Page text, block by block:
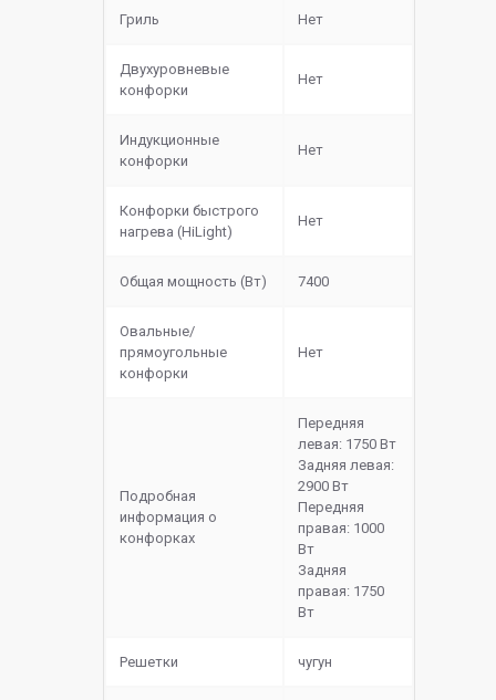
Гриль Нет
Двухуровневые
конфорки
Нет
Индукционные
конфорки
Нет
Конфорки быстрого
нагрева (HiLight)
Нет
Общая мощность (Вт) 7400
Овальные/
прямоугольные
конфорки
Нет
Подробная
информация о
конфорках
Передняя
левая: 1750 Вт
Задняя левая:
2900 Вт
Передняя
правая: 1000
Вт
Задняя
правая: 1750
Вт
Решетки чугун